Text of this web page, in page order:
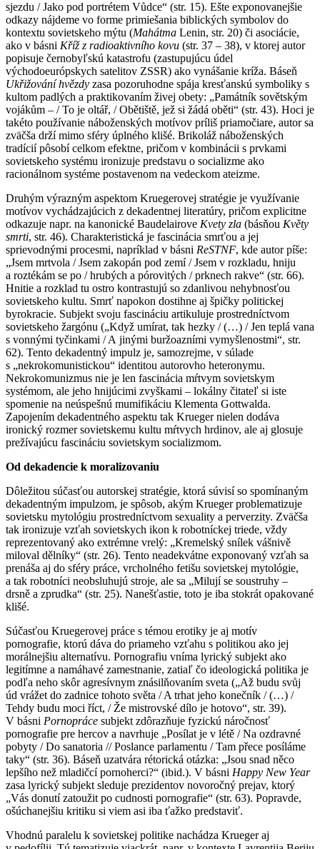
sjezdu / Jako pod portrétem Vůdce“ (str. 15). Ešte exponovanejšie
odkazy nájdeme vo forme primiešania biblických symbolov do
kontextu sovietskeho mýtu (Mahátma Lenin, str. 20) či asociácie,
ako v básni Kříž z radioaktivního kovu (str. 37 – 38), v ktorej autor
popisuje černobyľskú katastrofu (zastupujúcu údel
východoeurópskych satelitov ZSSR) ako vynášanie kríža. Báseň
Ukřižování hvězdy zasa pozoruhodne spája kresťanskú symboliky s
kultom padlých a praktikovaním živej obety: „Památník sovětským
vojákům – / To je oltář, / Obětiště, jež si žádá oběti“ (str. 43). Hoci je
takéto používanie náboženských motívov príliš priamočiare, autor sa
zväčša drží mimo sféry úplného klišé. Brikoláž náboženských
tradícií pôsobí celkom efektne, pričom v kombinácii s prvkami
sovietskeho systému ironizuje predstavu o socializme ako
racionálnom systéme postavenom na vedeckom ateizme.
Druhým výrazným aspektom Kruegerovej stratégie je využívanie
motívov vychádzajúcich z dekadentnej literatúry, pričom explicitne
odkazuje napr. na kanonické Baudelairove Kvety zla (básňou Květy
smrti, str. 46). Charakteristická je fascinácia smrťou a jej
sprievodnými procesmi, napríklad v básni ReSTNF, kde autor píše:
„Jsem mrtvola / Jsem zakopán pod zemí / Jsem v rozkladu, hniju
a roztékám se po / hrubých a pórovitých / prknech rakve“ (str. 66).
Hnitie a rozklad tu ostro kontrastujú so zdanlivou nehybnosťou
sovietskeho kultu. Smrť napokon dostihne aj špičky politickej
byrokracie. Subjekt svoju fascináciu artikuluje prostredníctvom
sovietskeho žargónu („Když umírat, tak hezky / (…) / Jen teplá vana
s vonnými tyčinkami / A jinými buržoazními vymyšlenostmi“, str.
62). Tento dekadentný impulz je, samozrejme, v súlade
s „nekrokomunistickou“ identitou autorovho heteronymu.
Nekrokomunizmus nie je len fascinácia mŕtvym sovietskym
systémom, ale jeho hnijúcimi zvyškami – lokálny čitateľ si iste
spomenie na neúspešnú mumifikáciu Klementa Gottwalda.
Zapojením dekadentného aspektu tak Krueger nielen dodáva
ironický rozmer sovietskemu kultu mŕtvych hrdinov, ale aj glosuje
prežívajúcu fascináciu sovietskym socializmom.
Od dekadencie k moralizovaniu
Dôležitou súčasťou autorskej stratégie, ktorá súvisí so spomínaným
dekadentným impulzom, je spôsob, akým Krueger problematizuje
sovietsku mytológiu prostredníctvom sexuality a perverzity. Zväčša
tak ironizuje vzťah sovietskych ikon k robotníckej triede, vždy
reprezentovaný ako extrémne vrelý: „Kremelský snílek vášnivě
miloval dělníky“ (str. 26). Tento neadekvátne exponovaný vzťah sa
prenáša aj do sféry práce, vrcholného fetišu sovietskej mytológie,
a tak robotníci neobsluhujú stroje, ale sa „Milují se soustruhy –
drsně a zprudka“ (str. 25). Nanešťastie, toto je iba stokrát opakované
klišé.
Súčasťou Kruegerovej práce s témou erotiky je aj motív
pornografie, ktorú dáva do priameho vzťahu s politikou ako jej
morálnejšiu alternatívu. Pornografiu vníma lyrický subjekt ako
legitímne a namáhavé zamestnanie, zatiaľ čo ideologická politika je
podľa neho skôr agresívnym znásilňovaním sveta („Až budu svůj
úd vrážet do zadnice tohoto světa / A trhat jeho konečník / (…) /
Tehdy budu moci říct, / Že mistrovské dílo je hotovo“, str. 39).
V básni Pornopráce subjekt zdôrazňuje fyzickú náročnosť
pornografie pre hercov a navrhuje „Posílat je v létě / Na ozdravné
pobyty / Do sanatoria // Poslance parlamentu / Tam přece posíláme
taky“ (str. 36). Báseň uzatvára rétorická otázka: „Jsou snad něco
lepšího než mladičcí pornoherci?“ (ibid.). V básni Happy New Year
zasa lyrický subjekt sleduje prezidentov novoročný prejav, ktorý
„Vás donutí zatoužit po cudnosti pornografie“ (str. 63). Popravde,
ošúchanejšiu kritiku si viem asi iba ťažko predstaviť.
Vhodnú paralelu k sovietskej politike nachádza Krueger aj